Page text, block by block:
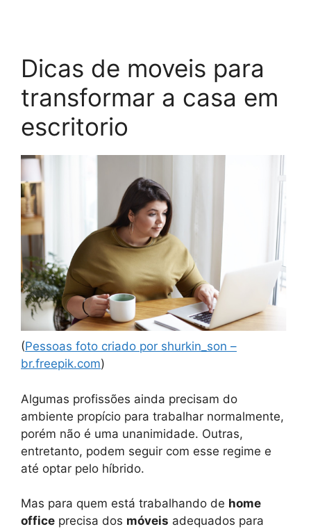
Dicas de moveis para
transformar a casa em
escritorio
(Pessoas foto criado por shurkin_son –
br.freepik.com)
Algumas profissões ainda precisam do
ambiente propício para trabalhar normalmente,
porém não é uma unanimidade. Outras,
entretanto, podem seguir com esse regime e
até optar pelo híbrido.
Mas para quem está trabalhando de home
office precisa dos móveis adequados para